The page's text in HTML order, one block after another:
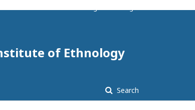
of Ethnology
Search